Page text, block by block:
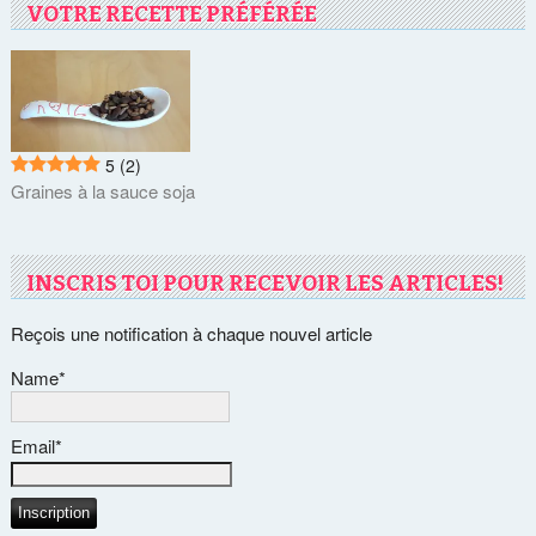
VOTRE RECETTE PRÉFÉRÉE
5 (2)
Graines à la sauce soja
INSCRIS TOI POUR RECEVOIR LES ARTICLES!
Reçois une notification à chaque nouvel article
Name*
Email*